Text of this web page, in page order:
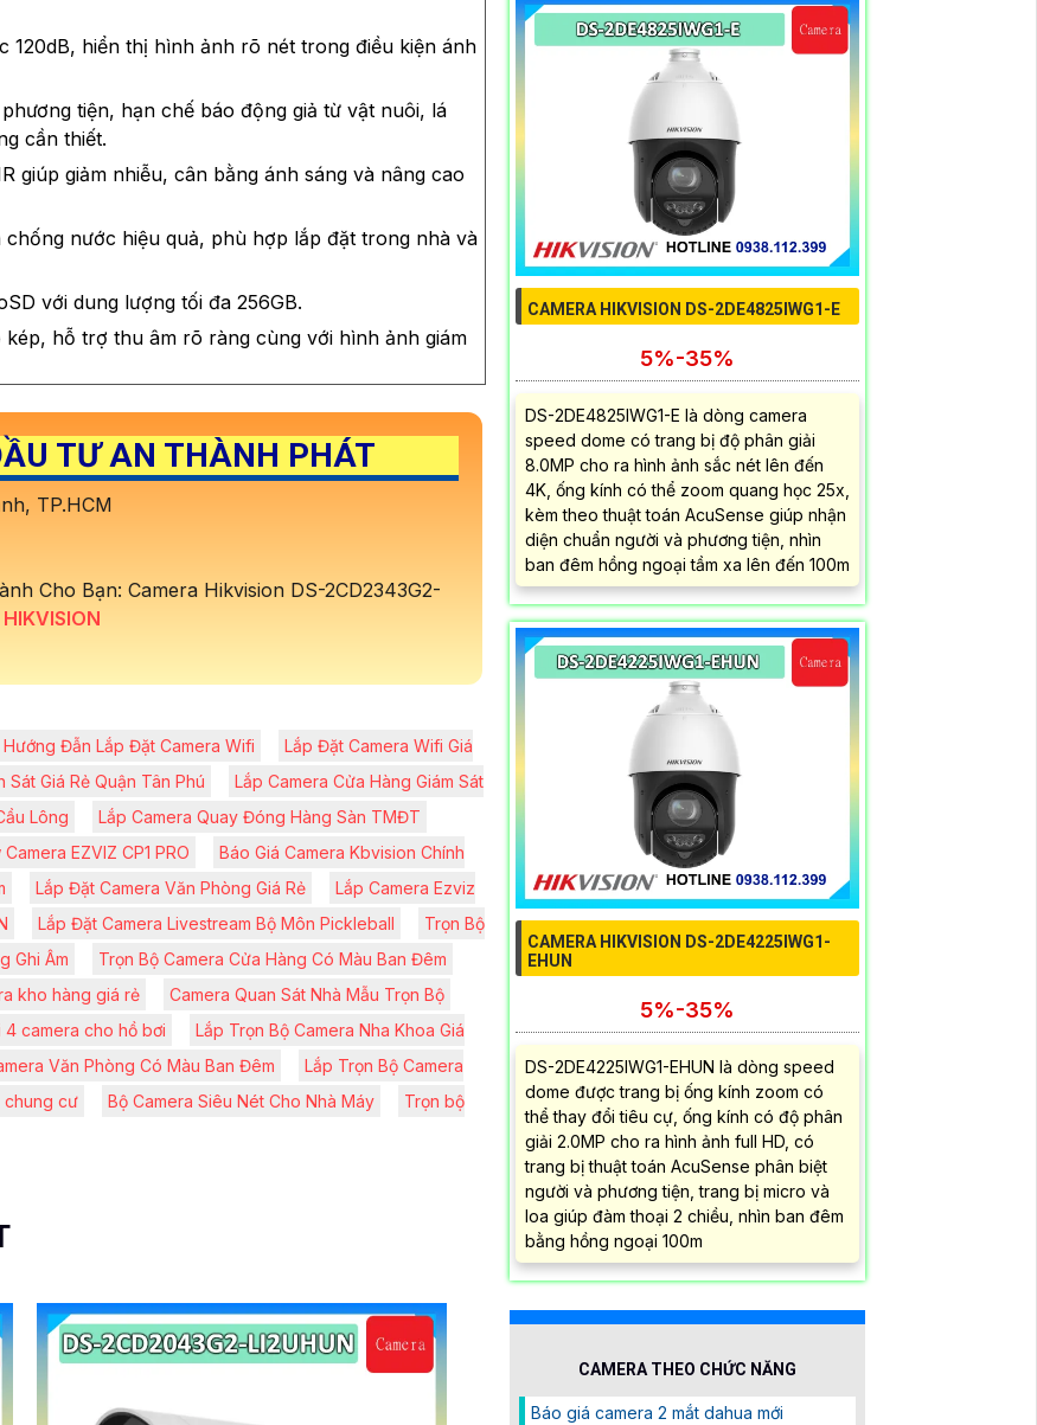
120dB, hiển thị hình ảnh rõ nét trong điều kiện ánh
tiện, hạn chế báo động giả từ vật nuôi, lá
cần thiết.
giúp giảm nhiễu, cân bằng ánh sáng và nâng cao
nước hiệu quả, phù hợp lắp đặt trong nhà và
với dung lượng tối đa 256GB.
hỗ trợ thu âm rõ ràng cùng với hình ảnh giám
TƯ AN THÀNH PHÁT
TP.HCM
Cho Bạn: Camera Hikvision DS-2CD2343G2-
Hướng Đẫn Lắp Đặt Camera Wifi
Lắp Đặt Camera Wifi Giá
Sát Giá Rẻ Quận Tân Phú
Lắp Camera Cửa Hàng Giám Sát
Lông
Lắp Camera Quay Đóng Hàng Sàn TMĐT
EZVIZ CP1 PRO
Báo Giá Camera Kbvision Chính
Lắp Đặt Camera Văn Phòng Giá Rẻ
Lắp Camera Ezviz
Lắp Đặt Camera Livestream Bộ Môn Pickleball
Trọn Bộ
Ghi Âm
Trọn Bộ Camera Cửa Hàng Có Màu Ban Đêm
kho hàng giá rẻ
Camera Quan Sát Nhà Mẫu Trọn Bộ
camera cho hồ bơi
Lắp Trọn Bộ Camera Nha Khoa Giá
Văn Phòng Có Màu Ban Đêm
Lắp Trọn Bộ Camera
chung cư Bộ Camera Siêu Nét Cho Nhà Máy
Trọn bộ
CAMERA HIKVISION DS-2DE4825IWG1-E
5%-35%
DS-2DE4825IWG1-E là dòng camera
speed dome có trang bị độ phân giải
8.0MP cho ra hình ảnh sắc nét lên đến
4K, ống kính có thể zoom quang học 25x,
kèm theo thuật toán AcuSense giúp nhận
diện chuẩn người và phương tiện, nhìn
ban đêm hồng ngoại tầm xa lên đến 100m
CAMERA HIKVISION DS-2DE4225IWG1-
EHUN
5%-35%
DS-2DE4225IWG1-EHUN là dòng speed
dome được trang bị ống kính zoom có
thể thay đổi tiêu cự, ống kính có độ phân
giải 2.0MP cho ra hình ảnh full HD, có
trang bị thuật toán AcuSense phân biệt
người và phương tiện, trang bị micro và
loa giúp đàm thoại 2 chiều, nhìn ban đêm
bằng hồng ngoại 100m
CAMERA THEO CHỨC NĂNG
Báo giá camera 2 mắt dahua mới